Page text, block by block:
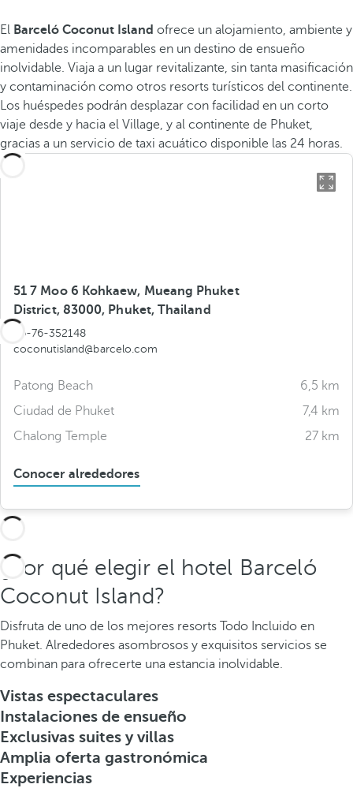
El Barceló Coconut Island ofrece un alojamiento, ambiente y
amenidades incomparables en un destino de ensueño
inolvidable. Viaja a un lugar revitalizante, sin tanta masificación
y contaminación como otros resorts turísticos del continente.
Los huéspedes podrán desplazar con facilidad en un corto
viaje desde y hacia el Village, y al continente de Phuket,
gracias a un servicio de taxi acuático disponible las 24 horas.
51 7 Moo 6 Kohkaew, Mueang Phuket
District, 83000, Phuket, Thailand
66-76-352148
coconutisland@barcelo.com
Patong Beach
6,5 km
Ciudad de Phuket
7,4 km
Chalong Temple
27 km
Conocer alrededores
¿Por qué elegir el hotel Barceló
Coconut Island?
Disfruta de uno de los mejores resorts Todo Incluido en
Phuket. Alrededores asombrosos y exquisitos servicios se
combinan para ofrecerte una estancia inolvidable.
Vistas espectaculares
Instalaciones de ensueño
Exclusivas suites y villas
Amplia oferta gastronómica
Experiencias